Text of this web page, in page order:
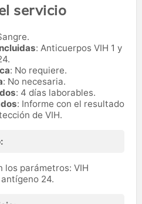
servicio
: Anticuerpos VIH 1 y
: No requiere.
: No necesaria.
: 4 días laborables.
: Informe con el resultado
de VIH.
los parámetros: VIH
24.